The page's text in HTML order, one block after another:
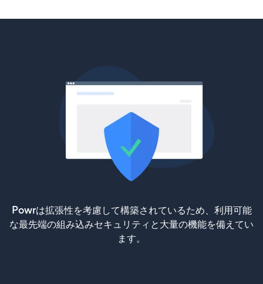
Powrは拡張性を考慮して構築されているため、利用可能
な最先端の組み込みセキュリティと大量の機能を備えてい
ます。